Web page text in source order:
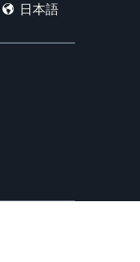
日本語